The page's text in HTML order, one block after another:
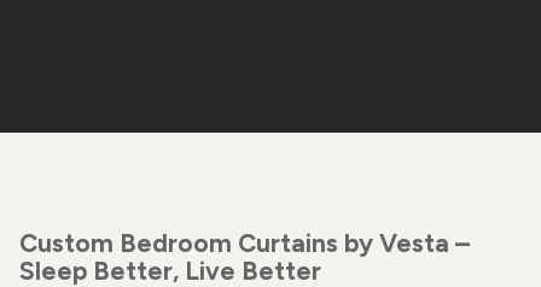
Custom Bedroom Curtains by Vesta –
Sleep Better, Live Better